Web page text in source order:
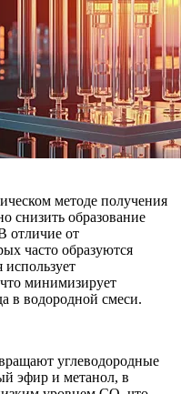
методе получения
снизить образование
отличие от
часто образуются
использует
минимизирует
в водородной смеси.
углеводородные
эфир и метанол, в